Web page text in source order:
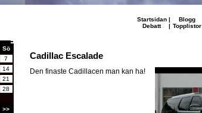
Startsidan | Blogg
Debatt
| Topplistor
Sö
7
14
21
28
>>
Cadillac Escalade
Den finaste Cadillacen man kan ha!